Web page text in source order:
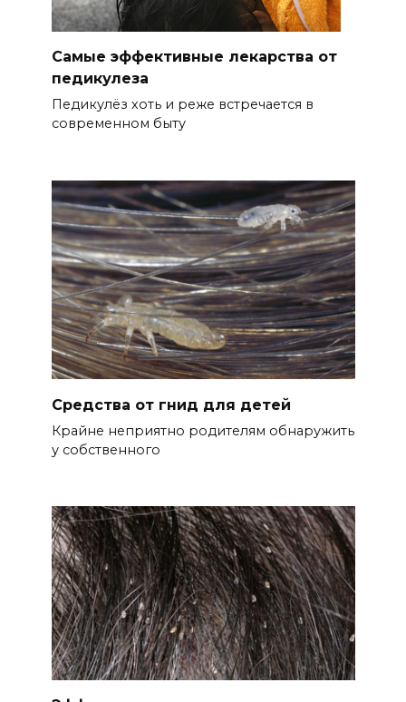
Самые эффективные лекарства от
педикулеза
Педикулёз хоть и реже встречается в
современном быту
Средства от гнид для детей
Крайне неприятно родителям обнаружить
у собственного